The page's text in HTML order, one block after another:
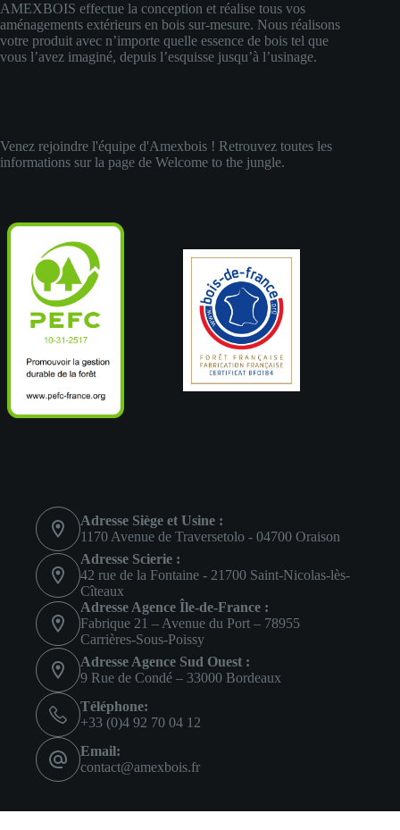
AMEXBOIS effectue la conception et réalise tous vos
aménagements extérieurs en bois sur-mesure. Nous réalisons
votre produit avec n’importe quelle essence de bois tel que
vous l’avez imaginé, depuis l’esquisse jusqu’à l’usinage.
Venez rejoindre l'équipe d'Amexbois ! Retrouvez toutes les
informations sur la page de Welcome to the jungle.
Adresse Siège et Usine :
1170 Avenue de Traversetolo - 04700 Oraison
Adresse Scierie :
42 rue de la Fontaine - 21700 Saint-Nicolas-lès-
Cîteaux
Adresse Agence Île-de-France :
Fabrique 21 – Avenue du Port – 78955
Carrières-Sous-Poissy
Adresse Agence Sud Ouest :
9 Rue de Condé – 33000 Bordeaux
Téléphone:
+33 (0)4 92 70 04 12
Email:
contact@amexbois.fr